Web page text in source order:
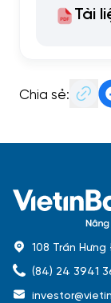
Tài
Chia sẻ:
108 Trần
(84) 24 3941